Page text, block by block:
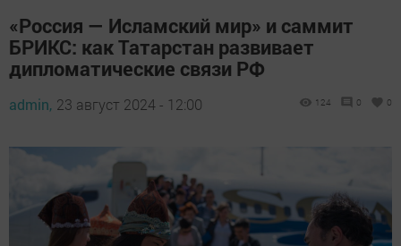
«Россия — Исламский мир» и саммит
БРИКС: как Татарстан развивает
дипломатические связи РФ
admin, 23 август 2024 - 12:00 124 0 0